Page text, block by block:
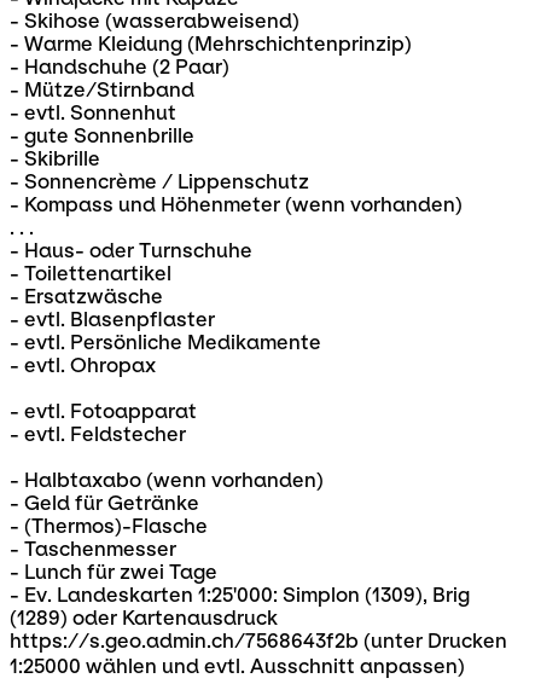
- Skihose (wasserabweisend)
- Warme Kleidung (Mehrschichtenprinzip)
- Handschuhe (2 Paar)
- Mütze/Stirnband
- evtl. Sonnenhut
- gute Sonnenbrille
- Skibrille
- Sonnencrème / Lippenschutz
- Kompass und Höhenmeter (wenn vorhanden)
. . .
- Haus- oder Turnschuhe
- Toilettenartikel
- Ersatzwäsche
- evtl. Blasenpflaster
- evtl. Persönliche Medikamente
- evtl. Ohropax
- evtl. Fotoapparat
- evtl. Feldstecher
- Halbtaxabo (wenn vorhanden)
- Geld für Getränke
- (Thermos)-Flasche
- Taschenmesser
- Lunch für zwei Tage
- Ev. Landeskarten 1:25'000: Simplon (1309), Brig
(1289) oder Kartenausdruck
https://s.geo.admin.ch/7568643f2b (unter Drucken
1:25000 wählen und evtl. Ausschnitt anpassen)